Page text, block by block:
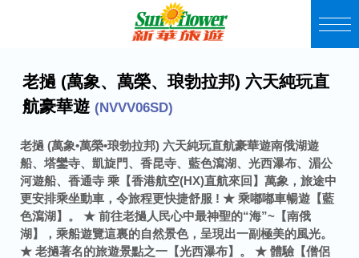
老撾 (萬象、萬榮、琅勃拉邦) 六天純玩直
航豪華遊 (NVVV06SD)
老撾 (萬象•萬榮•琅勃拉邦) 六天純玩直航豪華遊南俄湖遊
船、塔鑾寺、凱旋門、香昆寺、藍色瀉湖、光西瀑布、湄公
河遊船、香通寺 乘【香港航空(HX)直航來回】萬象，旅途中
更安排乘坐動車，令旅程更快捷舒服 ! ★ 乘嘟嘟車暢遊【藍
色瀉湖】。
★ 前往老撾人民心中最神聖的“海”~【南俄
湖】，乘船遊覽這裏的自然景色，呈現出一副極美的風光。
★ 老撾著名的旅遊景點之一【光西瀑布】。
★ 體驗【僧侶